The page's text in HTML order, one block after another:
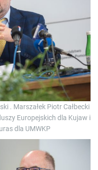
. Marszałek Piotr Całbecki
Europejskich dla Kujaw i
dla UMWKP